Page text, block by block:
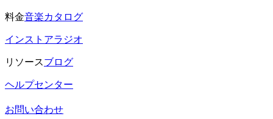
料金音楽カタログ
インストアラジオ
リソースブログ
ヘルプセンター
お問い合わせ